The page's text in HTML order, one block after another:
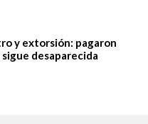
y extorsión: pagaron
desaparecida